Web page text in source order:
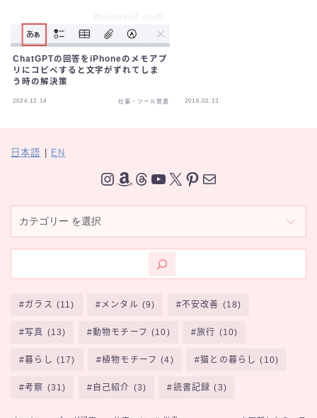
SNS
ChatGPTの回答をiPhoneのメモアプ
リにコピペすると文字がずれてしま
う時の解決策
2024.12.14 仕事・ツール覚書 2016.02.13
日本語 EN
InstagramAmazon Threads YouTube X Pinterest メール
テ
ゴ
リ
ガラス (11) メンタル (9) 不安改善 (18)
写真 (13) 動物モチーフ (10) 旅行 (10)
暮らし (17) 植物モチーフ (4) 猫との暮らし (10)
考察 (31) 自己紹介 (3) 読書記録 (3)